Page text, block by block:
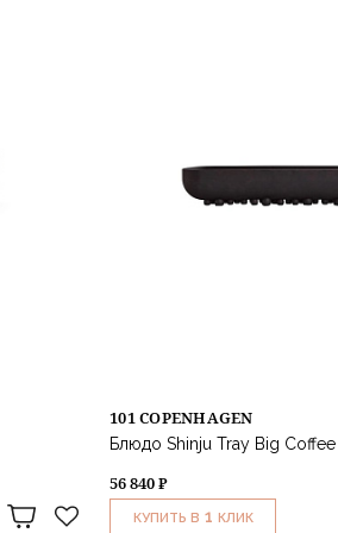
101 COPENHAGEN
Блюдо Shinju Tray Big Coffee
56 840 ₽
КУПИТЬ В 1 КЛИК